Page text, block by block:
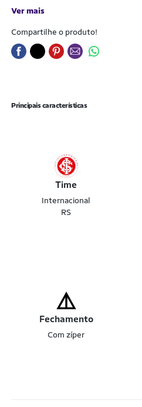
Ver mais
Compartilhe o produto!
Principais características
Time
Internacional
RS
Fechamento
Com zíper